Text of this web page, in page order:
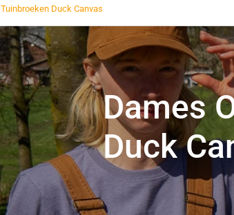
Duck Canvas
Dames
Duck